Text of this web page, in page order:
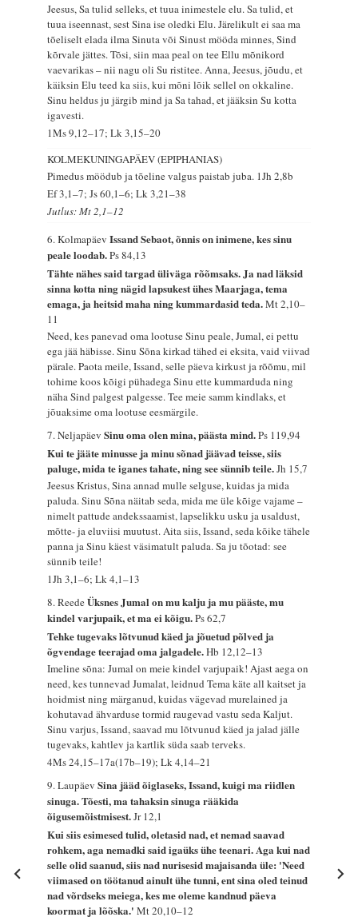
Jeesus, Sa tulid selleks, et tuua inimestele elu. Sa tulid, et
tuua iseennast, sest Sina ise oledki Elu. Järelikult ei saa ma
tõeliselt elada ilma Sinuta või Sinust mööda minnes, Sind
kõrvale jättes. Tõsi, siin maa peal on tee Ellu mõnikord
vaevarikas – nii nagu oli Su ristitee. Anna, Jeesus, jõudu, et
käiksin Elu teed ka siis, kui mõni lõik sellel on okkaline.
Sinu heldus ju järgib mind ja Sa tahad, et jääksin Su kotta
igavesti.
1Ms 9,12–17; Lk 3,15–20
KOLMEKUNINGAPÄEV (EPIPHANIAS)
Pimedus möödub ja tõeline valgus paistab juba. 1Jh 2,8b
Ef 3,1–7; Js 60,1–6; Lk 3,21–38
Jutlus: Mt 2,1–12
6. KolmapäevIssand Sebaot, õnnis on inimene, kes sinu
peale loodab.Ps 84,13
Tähte nähes said targad üliväga rõõmsaks. Ja nad läksid
sinna kotta ning nägid lapsukest ühes Maarjaga, tema
emaga, ja heitsid maha ning kummardasid teda.Mt 2,10–
11
Need, kes panevad oma lootuse Sinu peale, Jumal, ei pettu
ega jää häbisse. Sinu Sõna kirkad tähed ei eksita, vaid viivad
pärale. Paota meile, Issand, selle päeva kirkust ja rõõmu, mil
tohime koos kõigi pühadega Sinu ette kummarduda ning
näha Sind palgest palgesse. Tee meie samm kindlaks, et
jõuaksime oma lootuse eesmärgile.
7. NeljapäevSinu oma olen mina, päästa mind.Ps 119,94
Kui te jääte minusse ja minu sõnad jäävad teisse, siis
paluge, mida te iganes tahate, ning see sünnib teile.Jh 15,7
Jeesus Kristus, Sina annad mulle selguse, kuidas ja mida
paluda. Sinu Sõna näitab seda, mida me üle kõige vajame –
nimelt pattude andekssaamist, lapselikku usku ja usaldust,
mõtte- ja eluviisi muutust. Aita siis, Issand, seda kõike tähele
panna ja Sinu käest väsimatult paluda. Sa ju tõotad: see
sünnib teile!
1Jh 3,1–6; Lk 4,1–13
8. ReedeÜksnes Jumal on mu kalju ja mu pääste, mu
kindel varjupaik, et ma ei kõigu.Ps 62,7
Tehke tugevaks lõtvunud käed ja jõuetud põlved ja
õgvendage teerajad oma jalgadele.Hb 12,12–13
Imeline sõna: Jumal on meie kindel varjupaik! Ajast aega on
need, kes tunnevad Jumalat, leidnud Tema käte all kaitset ja
hoidmist ning märganud, kuidas vägevad murelained ja
kohutavad ähvarduse tormid raugevad vastu seda Kaljut.
Sinu varjus, Issand, saavad mu lõtvunud käed ja jalad jälle
tugevaks, kahtlev ja kartlik süda saab terveks.
4Ms 24,15–17a(17b–19); Lk 4,14–21
9. LaupäevSina jääd õiglaseks, Issand, kuigi ma riidlen
sinuga. Tõesti, ma tahaksin sinuga rääkida
õigusemõistmisest.Jr 12,1
Kui siis esimesed tulid, oletasid nad, et nemad saavad
rohkem, aga nemadki said igaüks ühe teenari. Aga kui nad
selle olid saanud, siis nad nurisesid majaisanda üle: 'Need
viimased on töötanud ainult ühe tunni, ent sina oled teinud
nad võrdseks meiega, kes me oleme kandnud päeva
koormat ja lõõska.'Mt 20,10–12